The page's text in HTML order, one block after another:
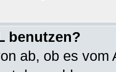
benutzen?
ab, ob es